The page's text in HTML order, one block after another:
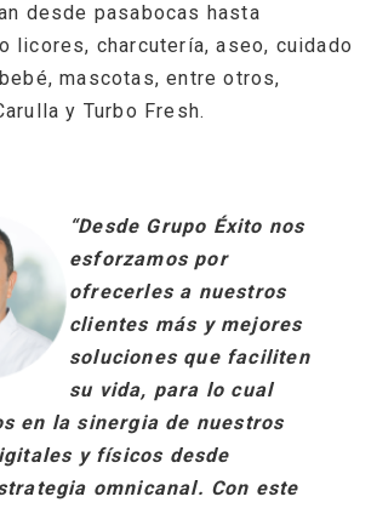
desde pasabocas hasta
licores, charcutería, aseo, cuidado
mascotas, entre otros,
y Turbo Fresh.
“Desde Grupo Éxito nos
esforzamos por
ofrecerles a nuestros
clientes más y mejores
soluciones que faciliten
su vida, para lo cual
en la sinergia de nuestros
y físicos desde
omnicanal. Con este